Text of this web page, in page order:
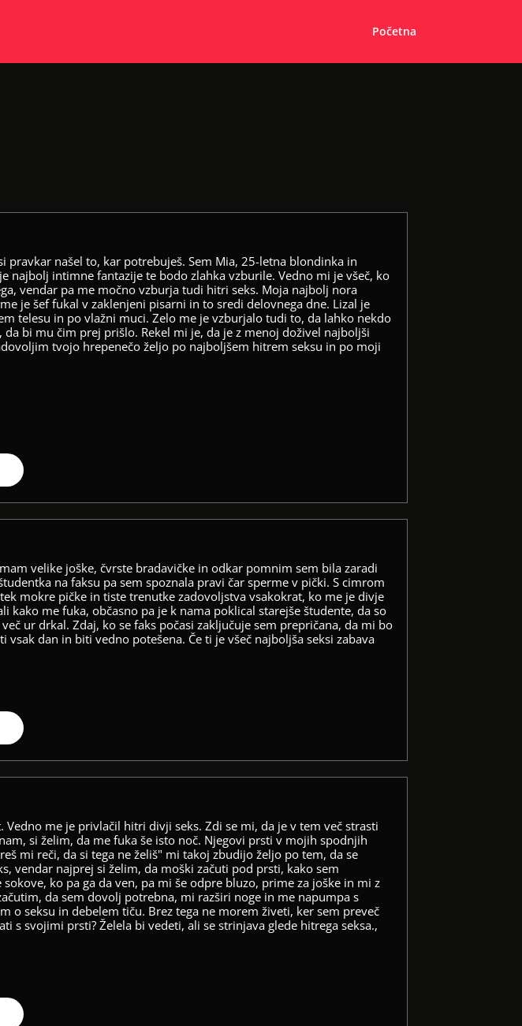
Početna
pravkar našel to, kar potrebuješ. Sem Mia, 25-letna blondinka in
najbolj intimne fantazije te bodo zlahka vzburile. Vedno mi je všeč, ko
vendar pa me močno vzburja tudi hitri seks. Moja najbolj nora
je šef fukal v zaklenjeni pisarni in to sredi delovnega dne. Lizal je
telesu in po vlažni muci. Zelo me je vzburjalo tudi to, da lahko nekdo
bi mu čim prej prišlo. Rekel mi je, da je z menoj doživel najboljši
tvojo hrepenečo željo po najboljšem hitrem seksu in po moji
velike joške, čvrste bradavičke in odkar pomnim sem bila zaradi
na faksu pa sem spoznala pravi čar sperme v pički. S cimrom
mokre pičke in tiste trenutke zadovoljstva vsakokrat, ko me je divje
kako me fuka, občasno pa je k nama poklical starejše študente, da so
ur drkal. Zdaj, ko se faks počasi zaključuje sem prepričana, da mi bo
dan in biti vedno potešena. Če ti je všeč najboljša seksi zabava
Vedno me je privlačil hitri divji seks. Zdi se mi, da je v tem več strasti
si želim, da me fuka še isto noč. Njegovi prsti v mojih spodnjih
mi reči, da si tega ne želiš" mi takoj zbudijo željo po tem, da se
vendar najprej si želim, da moški začuti pod prsti, kako sem
ko pa ga da ven, pa mi še odpre bluzo, prime za joške in mi z
da sem dovolj potrebna, mi razširi noge in me napumpa s
o seksu in debelem tiču. Brez tega ne morem živeti, ker sem preveč
s svojimi prsti? Želela bi vedeti, ali se strinjava glede hitrega seksa.,